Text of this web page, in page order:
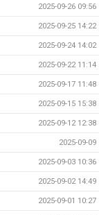
2025-09-26 09:56
2025-09-25 14:22
2025-09-24 14:02
2025-09-22 11:14
2025-09-17 11:48
2025-09-15 15:38
2025-09-12 12:38
2025-09-09
2025-09-03 10:36
2025-09-02 14:49
2025-09-01 10:27